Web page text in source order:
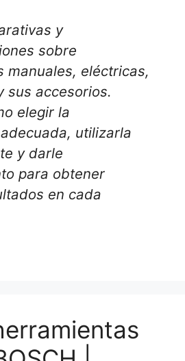
y
sobre
manuales, eléctricas,
sus accesorios.
elegir la
utilizarla
y darle
para obtener
en cada